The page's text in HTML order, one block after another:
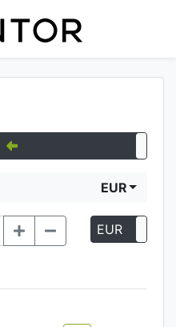
EUR
EUR